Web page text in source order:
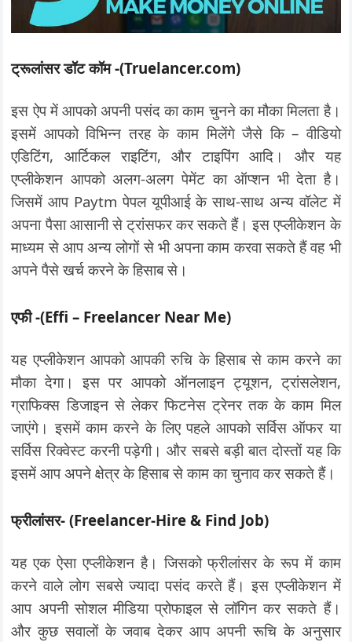
ट्रूलांसर डॉट कॉम -(Truelancer.com)
इस ऐप में आपको अपनी पसंद का काम चुनने का मौका मिलता है।
इसमें आपको विभिन्न तरह के काम मिलेंगे जैसे कि – वीडियो
एडिटिंग, आर्टिकल राइटिंग, और टाइपिंग आदि। और यह
एप्लीकेशन आपको अलग-अलग पेमेंट का ऑप्शन भी देता है।
जिसमें आप Paytm पेपल यूपीआई के साथ-साथ अन्य वॉलेट में
अपना पैसा आसानी से ट्रांसफर कर सकते हैं। इस एप्लीकेशन के
माध्यम से आप अन्य लोगों से भी अपना काम करवा सकते हैं वह भी
अपने पैसे खर्च करने के हिसाब से।
एफी -(Effi – Freelancer Near Me)
यह एप्लीकेशन आपको आपकी रुचि के हिसाब से काम करने का
मौका देगा। इस पर आपको ऑनलाइन ट्यूशन, ट्रांसलेशन,
ग्राफिक्स डिजाइन से लेकर फिटनेस ट्रेनर तक के काम मिल
जाएंगे। इसमें काम करने के लिए पहले आपको सर्विस ऑफर या
सर्विस रिक्वेस्ट करनी पड़ेगी। और सबसे बड़ी बात दोस्तों यह कि
इसमें आप अपने क्षेत्र के हिसाब से काम का चुनाव कर सकते हैं।
फ्रीलांसर- (Freelancer-Hire & Find Job)
यह एक ऐसा एप्लीकेशन है। जिसको फ्रीलांसर के रूप में काम
करने वाले लोग सबसे ज्यादा पसंद करते हैं। इस एप्लीकेशन में
आप अपनी सोशल मीडिया प्रोफाइल से लॉगिन कर सकते हैं।
और कुछ सवालों के जवाब देकर आप अपनी रूचि के अनुसार